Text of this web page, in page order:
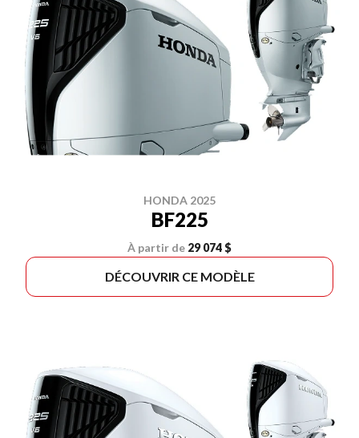
HONDA 2025
BF225
À partir de 29 074 $
DÉCOUVRIR CE MODÈLE